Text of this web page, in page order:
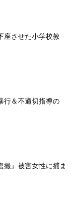
座させた小学校教
行＆不適切指導の
撮』被害女性に捕ま